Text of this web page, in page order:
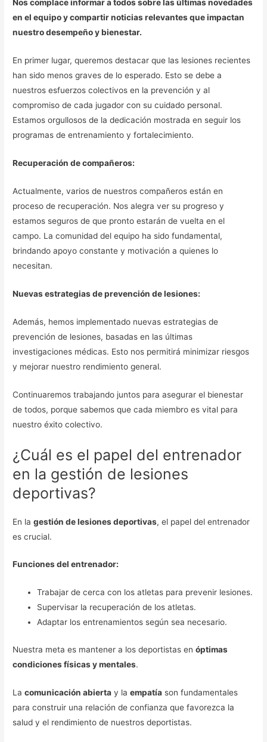
Nos complace informar a todos sobre las últimas novedades
en el equipo y compartir noticias relevantes que impactan
nuestro desempeño y bienestar.
En primer lugar, queremos destacar que las lesiones recientes
han sido menos graves de lo esperado. Esto se debe a
nuestros esfuerzos colectivos en la prevención y al
compromiso de cada jugador con su cuidado personal.
Estamos orgullosos de la dedicación mostrada en seguir los
programas de entrenamiento y fortalecimiento.
Recuperación de compañeros:
Actualmente, varios de nuestros compañeros están en
proceso de recuperación. Nos alegra ver su progreso y
estamos seguros de que pronto estarán de vuelta en el
campo. La comunidad del equipo ha sido fundamental,
brindando apoyo constante y motivación a quienes lo
necesitan.
Nuevas estrategias de prevención de lesiones:
Además, hemos implementado nuevas estrategias de
prevención de lesiones, basadas en las últimas
investigaciones médicas. Esto nos permitirá minimizar riesgos
y mejorar nuestro rendimiento general.
Continuaremos trabajando juntos para asegurar el bienestar
de todos, porque sabemos que cada miembro es vital para
nuestro éxito colectivo.
¿Cuál es el papel del entrenador
en la gestión de lesiones
deportivas?
En lagestión de lesiones deportivas, el papel del entrenador
es crucial.
Funciones del entrenador:
Trabajar de cerca con los atletas para prevenir lesiones.
Supervisar la recuperación de los atletas.
Adaptar los entrenamientos según sea necesario.
Nuestra meta es mantener a los deportistas enóptimas
condiciones físicas y mentales.
Lacomunicación abierta y laempatía son fundamentales
para construir una relación de confianza que favorezca la
salud y el rendimiento de nuestros deportistas.